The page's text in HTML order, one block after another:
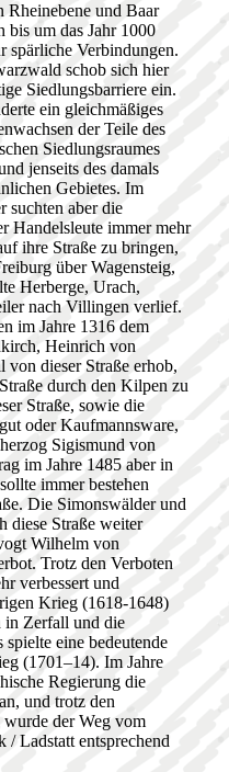
Rheinebene und Baar
bis um das Jahr 1000
spärliche Verbindungen.
schob sich hier
Siedlungsbarriere ein.
ein gleichmäßiges
der Teile des
Siedlungsraumes
jenseits des damals
Gebietes. Im
suchten aber die
Handelsleute immer mehr
ihre Straße zu bringen,
über Wagensteig,
Herberge, Urach,
nach Villingen verlief.
im Jahre 1316 dem
Heinrich von
von dieser Straße erhob,
durch den Kilpen zu
Straße, sowie die
oder Kaufmannsware,
Sigismund von
im Jahre 1485 aber in
immer bestehen
Die Simonswälder und
diese Straße weiter
Wilhelm von
Trotz den Verboten
verbessert und
Krieg (1618-1648)
in Zerfall und die
eine bedeutende
(1701–14). Im Jahre
Regierung die
und trotz den
der Weg vom
Ladstatt entsprechend